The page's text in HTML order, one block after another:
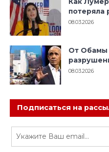
потеряла
08.03.2026
От Обамы
08.03.2026
Подписаться на